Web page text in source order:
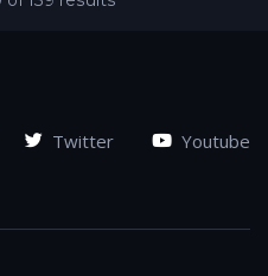
Twitter Youtube